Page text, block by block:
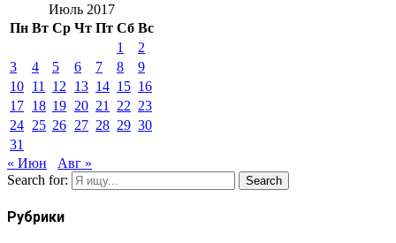
Июль 2017
Пн Вт Ср Чт Пт Сб Вс
1
2
3
4 5 6 7 8
9
10 11 12 13 14 15 16
17 18 19 20 21 22 23
24 25 26 27 28 29 30
31
« Июн
Авг »
Search for:
Search
Рубрики